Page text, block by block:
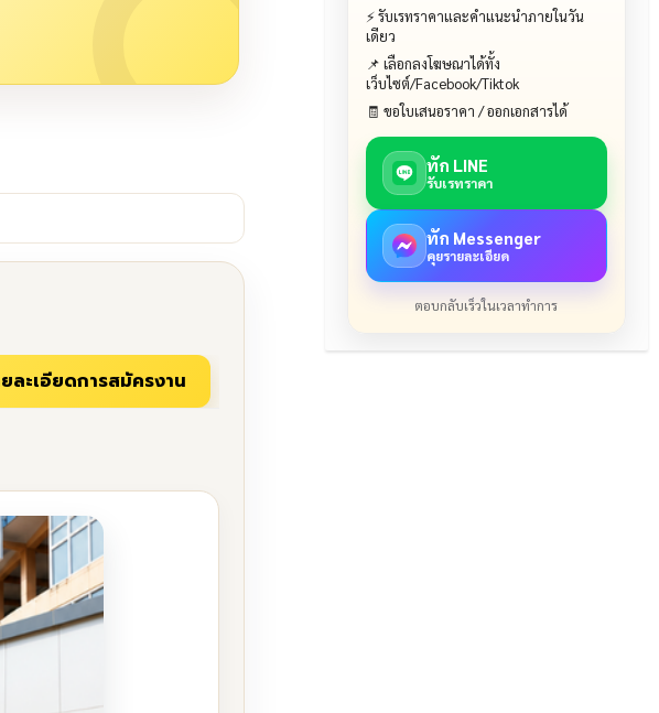
⚡ รับเรทราคาและคำแนะนำภายในวัน
เดียว
📌 เลือกลงโฆษณาได้ทั้ง
เว็บไซต์/Facebook/Tiktok
🧾 ขอใบเสนอราคา / ออกเอกสารได้
ทัก LINE
รับเรทราคา
ทัก Messenger
คุยรายละเอียด
ตอบกลับเร็วในเวลาทำการ